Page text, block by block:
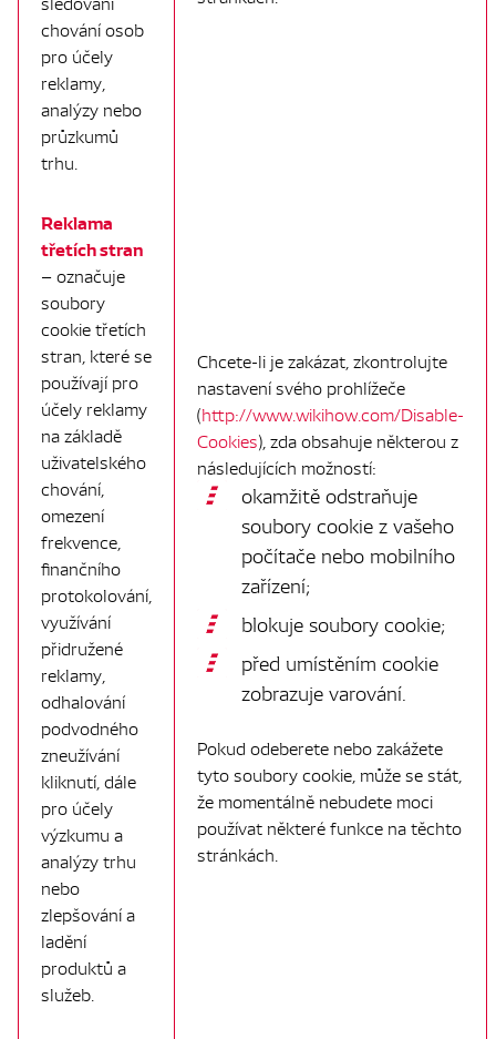
chování osob
pro účely
reklamy,
analýzy nebo
průzkumů
trhu.
Reklama
třetích stran
– označuje
soubory
cookie třetích
stran, které se
používají pro
účely reklamy
na základě
uživatelského
chování,
omezení
frekvence,
finančního
protokolování,
využívání
přidružené
reklamy,
odhalování
podvodného
zneužívání
kliknutí, dále
pro účely
výzkumu a
analýzy trhu
nebo
zlepšování a
ladění
produktů a
služeb.
Chcete-li je zakázat, zkontrolujte
nastavení svého prohlížeče
(http://www.wikihow.com/Disable-
Cookies), zda obsahuje některou z
následujících možností:
okamžitě odstraňuje
soubory cookie z vašeho
počítače nebo mobilního
zařízení;
blokuje soubory cookie;
před umístěním cookie
zobrazuje varování.
Pokud odeberete nebo zakážete
tyto soubory cookie, může se stát,
že momentálně nebudete moci
používat některé funkce na těchto
stránkách.